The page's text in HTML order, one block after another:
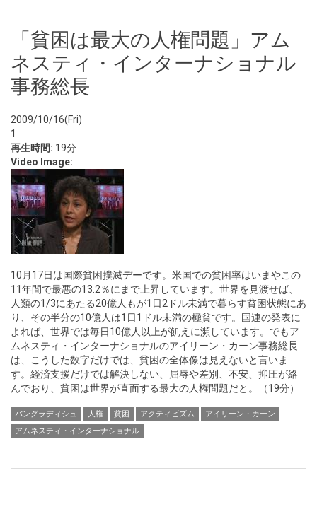
「貧困は最大の人権問題」アム
ネスティ・インターナショナル
事務総長
2009/10/16(Fri)
1
再生時間: 19分
Video Image:
10月17日は国際貧困撲滅デーです。米国での貧困率はいまやこの
11年間で最悪の13.2％にまで上昇しています。世界を見渡せば、
人類の1/3にあたる20億人もが1日2ドル未満で暮らす貧困状態にあ
り、その半分の10億人は1日1ドル未満の極貧です。国連の発表に
よれば、世界では毎日10億人以上が飢えに瀕しています。でもア
ムネスティ・インターナショナルのアイリーン・カーン事務総長
は、こうした数字だけでは、貧困の全体像は見えないと言いま
す。経済支援だけでは解決しない、屈辱や差別、不安、抑圧が絡
んでおり、貧困は世界が直面する最大の人権問題だと。（19分）
バングラディシュ 人権 貧困 アクティビズム
アイリーン・カーン
アムネスティ・インターナショナル